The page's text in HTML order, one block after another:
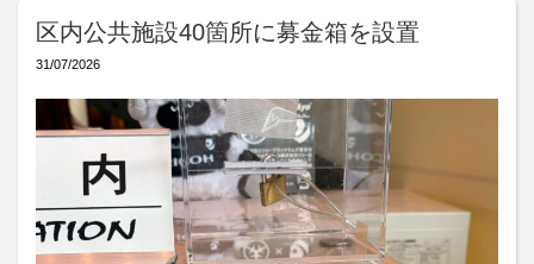
区内公共施設40箇所に募金箱を設置
31/07/2026